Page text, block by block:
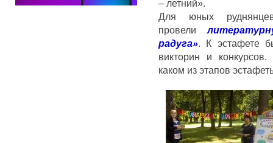
– летний».
Для юных
провели
радуга» . К эстафете
викторин и
каком из этапов